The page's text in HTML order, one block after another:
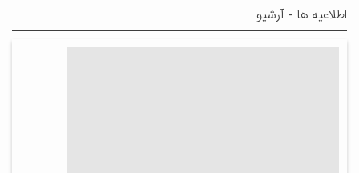
اطلاعیه ها - آرشیو